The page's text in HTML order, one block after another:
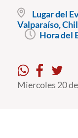
Pregrado
Postgrado
Estudiantes
Lugar del
Valparaíso,
Hora del
Miercoles 20